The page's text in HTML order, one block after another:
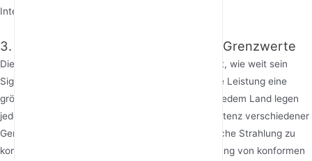
Interferenzen weiter reduziert.
3. Sendeleistung und regulatorische Grenzwerte
Die Sendeleistung eines Routers beeinflusst direkt, wie weit sein
Signal reichen kann. Theoretisch bedeutet höhere Leistung eine
größere Abdeckung. Funkregulierungsinstitute in jedem Land legen
jedoch strenge Grenzen fest, um eine faire Koexistenz verschiedener
Geräte zu gewährleisten und die elektromagnetische Strahlung zu
kontrollieren. Folglich ist die maximale Sendeleistung von konformen